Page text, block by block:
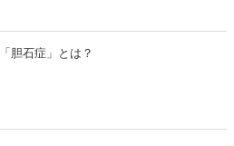
胆石症」とは？